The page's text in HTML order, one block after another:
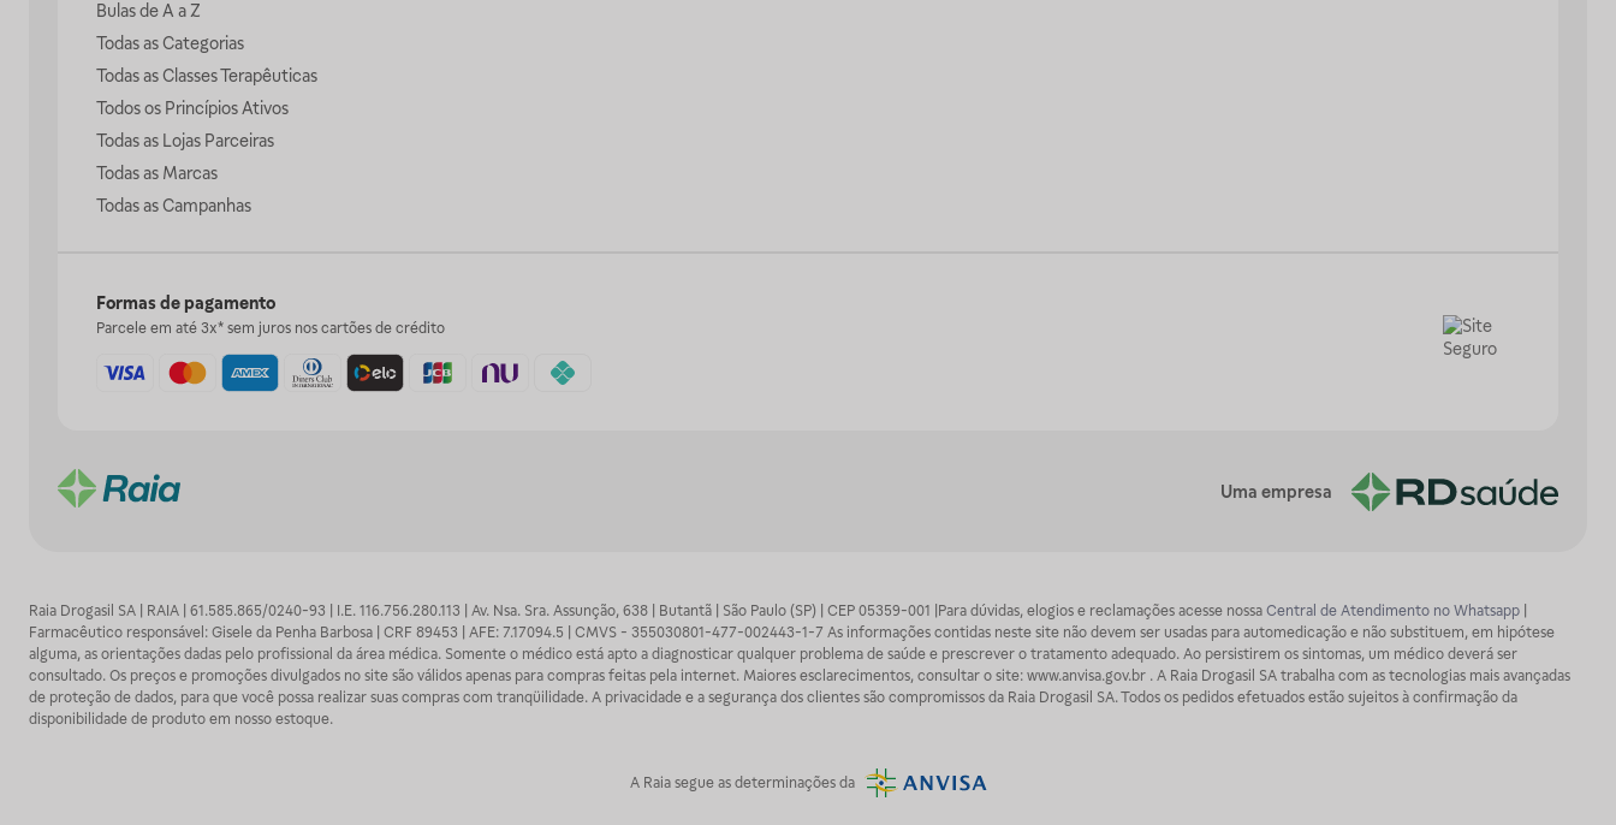
Bulas de A a Z
Todas as Categorias
Todas as Classes Terapêuticas
Todos os Princípios Ativos
Todas as Lojas Parceiras
Todas as Marcas
Todas as Campanhas
Formas de pagamento
Parcele em até 3x* sem juros nos cartões de crédito
Uma empresa
Raia Drogasil SA | RAIA | 61.585.865/0240-93 | I.E. 116.756.280.113 | Av. Nsa. Sra. Assunção, 638 | Butantã | São Paulo (SP) | CEP 05359-001 |Para dúvidas, elogios e reclamações acesse nossa Central de Atendimento no Whatsapp
Farmacêutico responsável: Gisele da Penha Barbosa | CRF 89453 | AFE: 7.17094.5 | CMVS - 355030801-477-002443-1-7 As informações contidas neste site não devem ser usadas para automedicação e não substituem, em hipótese
alguma, as orientações dadas pelo profissional da área médica. Somente o médico está apto a diagnosticar qualquer problema de saúde e prescrever o tratamento adequado. Ao persistirem os sintomas, um médico deverá ser
consultado. Os preços e promoções divulgados no site são válidos apenas para compras feitas pela internet. Maiores esclarecimentos, consultar o site: www.anvisa.gov.br . A Raia Drogasil SA trabalha com as tecnologias mais avançadas
de proteção de dados, para que você possa realizar suas compras com tranqüilidade. A privacidade e a segurança dos clientes são compromissos da Raia Drogasil SA. Todos os pedidos efetuados estão sujeitos à confirmação da
disponibilidade de produto em nosso estoque.
A Raiasegue as determinações da